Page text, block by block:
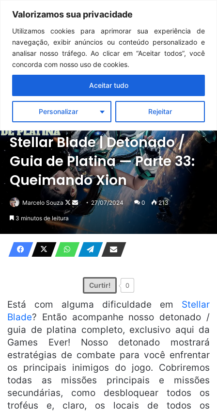
Valorizamos sua privacidade
Utilizamos cookies para aprimorar sua experiência de
navegação, exibir anúncios ou conteúdo personalizado e
analisar nosso tráfego. Ao clicar em “Aceitar todos”, você
concorda com nosso uso de cookies.
Personalizar Rejeitar
Aceitar tudo
Menu
Destaque Detonados Notícias
Stellar Blade | Detonado /
Guia de Platina — Parte 33:
Queimando Xion
Marcelo Souza
Follow
on
X
Mande
um
e-
27/07/2024 0 213
3 minutos de leitura
Curtir! 0
Está com alguma dificuldade em Stellar
Blade? Então acompanhe nosso detonado /
guia de platina completo, exclusivo aqui da
Games Ever! Nosso detonado mostrará
estratégias de combate para você enfrentar
os principais inimigos do jogo. Cobriremos
todas as missões principais e missões
secundárias, como desbloquear todos os
troféus e, claro, os locais de todos os